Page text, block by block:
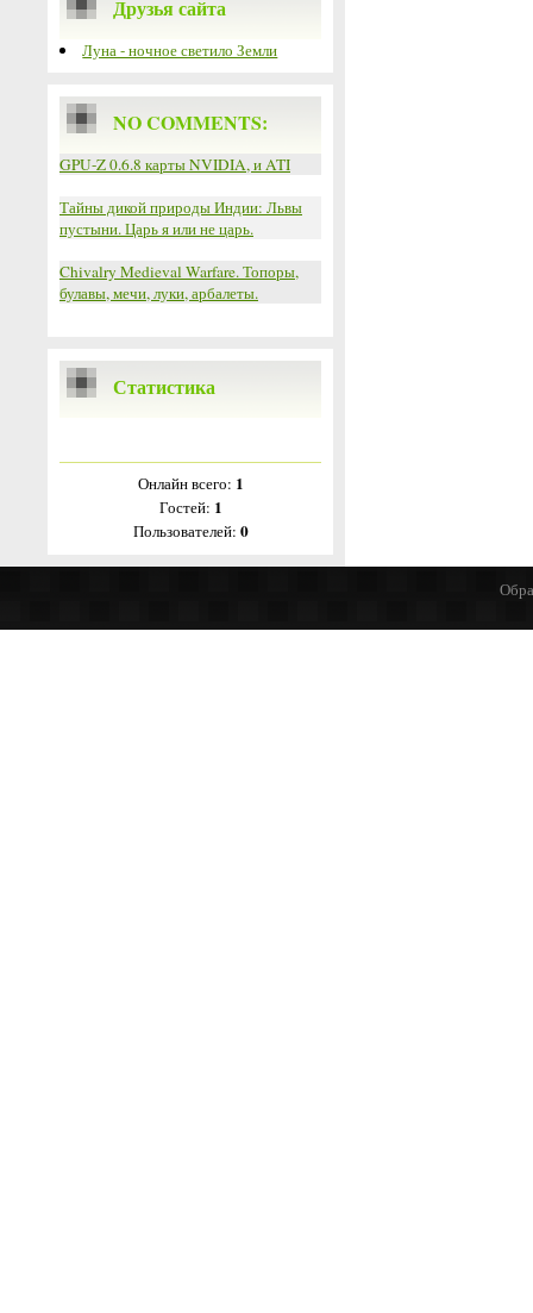
Друзья сайта
Луна - ночное светило Земли
NO COMMENTS:
GPU-Z 0.6.8 карты NVIDIA, и ATI
Тайны дикой природы Индии: Львы
пустыни. Царь я или не царь.
Chivalry Medieval Warfare. Топоры,
булавы, мечи, луки, арбалеты.
Статистика
Онлайн всего: 1
Гостей: 1
Пользователей: 0